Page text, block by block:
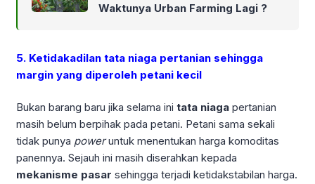
Waktunya Urban Farming Lagi ?
5. Ketidakadilan tata niaga pertanian sehingga
margin yang diperoleh petani kecil
Bukan barang baru jika selama ini tata niaga pertanian
masih belum berpihak pada petani. Petani sama sekali
tidak punya poweruntuk menentukan harga komoditas
panennya. Sejauh ini masih diserahkan kepada
mekanisme pasar sehingga terjadi ketidakstabilan harga.